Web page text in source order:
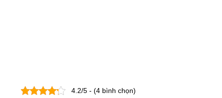
4.2/5 - (4 bình chọn)